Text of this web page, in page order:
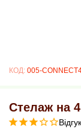
КОД: 005-
Стелаж на